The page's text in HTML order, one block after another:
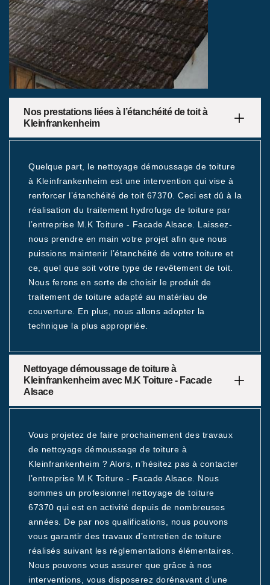
Nos prestations liées à l’étanchéité de toit à
Kleinfrankenheim
Quelque part, le nettoyage démoussage de toiture
à Kleinfrankenheim est une intervention qui vise à
renforcer l’étanchéité de toit 67370. Ceci est dû à la
réalisation du traitement hydrofuge de toiture par
l’entreprise M.K Toiture - Facade Alsace. Laissez-
nous prendre en main votre projet afin que nous
puissions maintenir l’étanchéité de votre toiture et
ce, quel que soit votre type de revêtement de toit.
Nous ferons en sorte de choisir le produit de
traitement de toiture adapté au matériau de
couverture. En plus, nous allons adopter la
technique la plus appropriée.
Nettoyage démoussage de toiture à
Kleinfrankenheim avec M.K Toiture - Facade
Alsace
Vous projetez de faire prochainement des travaux
de nettoyage démoussage de toiture à
Kleinfrankenheim ? Alors, n’hésitez pas à contacter
l’entreprise M.K Toiture - Facade Alsace. Nous
sommes un profesionnel nettoyage de toiture
67370 qui est en activité depuis de nombreuses
années. De par nos qualifications, nous pouvons
vous garantir des travaux d’entretien de toiture
réalisés suivant les réglementations élémentaires.
Nous pouvons vous assurer que grâce à nos
interventions, vous disposerez dorénavant d’une